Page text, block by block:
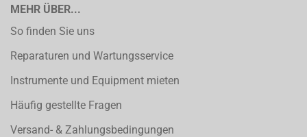
MEHR ÜBER...
So finden Sie uns
Reparaturen und Wartungsservice
Instrumente und Equipment mieten
Häufig gestellte Fragen
Versand- & Zahlungsbedingungen